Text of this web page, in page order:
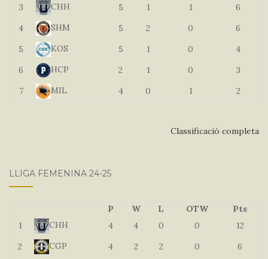
3
CHH 5 1 1
6
4
SHM 5 2 0
6
5
KOS 5 1 0
4
6
HCP 2 1 0
3
7
MIL 4 0 1 2
Classificació completa
LLIGA FEMENINA 24-25
P W L OTW
Pts
1
CHH 4 4 0 0
12
2
CGP 4 2 2 0
6